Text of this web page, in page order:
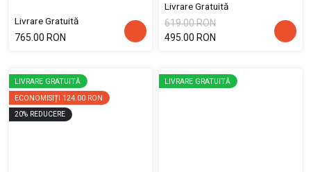
Livrare Gratuită
765.00 RON
Livrare Gratuită
619.00 RON
495.00 RON
LIVRARE GRATUITĂ
ECONOMISIȚI 124.00 RON
20% REDUCERE
LIVRARE GRATUITĂ